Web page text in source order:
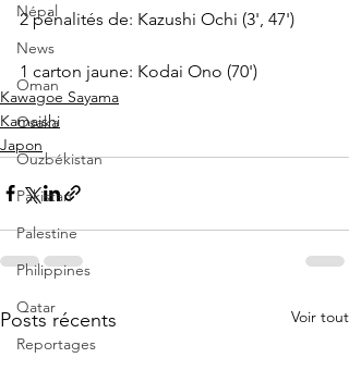
Népal
News
Oman
Osaka
Ouzbékistan
Pakistan
Palestine
Philippines
Qatar
Reportages
2 pénalités de: Kazushi Ochi (3', 47')
1 carton jaune: Kodai Ono (70')
Kawagoe Sayama
Kamaishi
Japon
Posts récents Voir tout